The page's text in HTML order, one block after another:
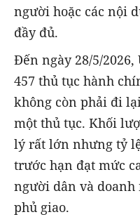
người hoặc các nội
đầy đủ.
Đến ngày 28/5/
457 thủ tục hành
không còn phải đi
một thủ tục. Khối
lý rất lớn nhưng tỷ
trước hạn đạt mức
người dân và
phủ giao.